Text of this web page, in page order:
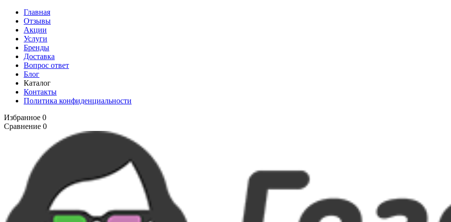
Главная
Отзывы
Акции
Услуги
Бренды
Доставка
Вопрос ответ
Блог
Каталог
Контакты
Политика конфиденциальности
Избранное 0
Сравнение 0